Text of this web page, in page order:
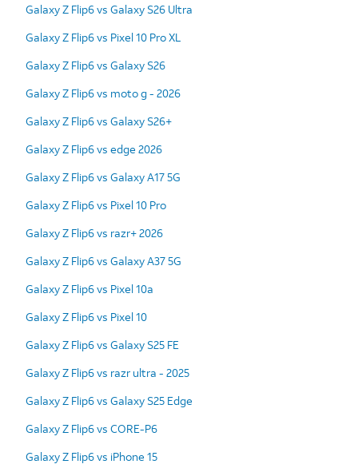
Galaxy Z Flip6 vs Galaxy S26 Ultra
Galaxy Z Flip6 vs Pixel 10 Pro XL
Galaxy Z Flip6 vs Galaxy S26
Galaxy Z Flip6 vs moto g - 2026
Galaxy Z Flip6 vs Galaxy S26+
Galaxy Z Flip6 vs edge 2026
Galaxy Z Flip6 vs Galaxy A17 5G
Galaxy Z Flip6 vs Pixel 10 Pro
Galaxy Z Flip6 vs razr+ 2026
Galaxy Z Flip6 vs Galaxy A37 5G
Galaxy Z Flip6 vs Pixel 10a
Galaxy Z Flip6 vs Pixel 10
Galaxy Z Flip6 vs Galaxy S25 FE
Galaxy Z Flip6 vs razr ultra - 2025
Galaxy Z Flip6 vs Galaxy S25 Edge
Galaxy Z Flip6 vs CORE-P6
Galaxy Z Flip6 vs iPhone 15